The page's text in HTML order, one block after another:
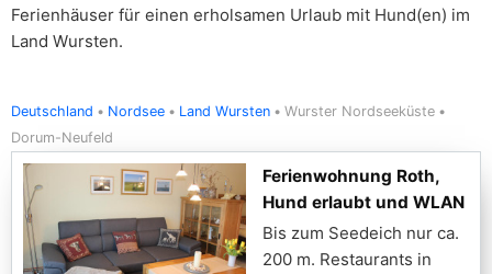
Ferienhäuser für einen erholsamen Urlaub mit Hund(en) im
Land Wursten.
Deutschland Nordsee Land Wursten
Wurster Nordseeküste
Dorum-Neufeld
Ferienwohnung Roth,
Hund erlaubt und WLAN
Bis zum Seedeich nur ca.
200 m. Restaurants in